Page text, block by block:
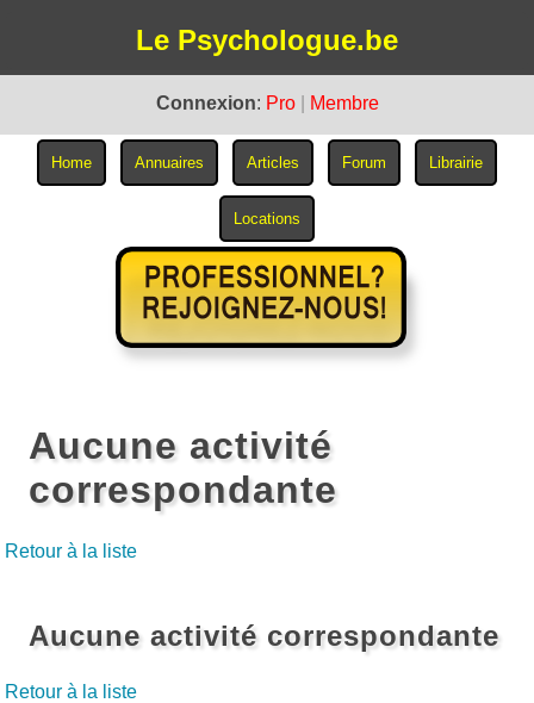
Le Psychologue.be
Connexion: Pro Membre
Aucune activité
correspondante
Retour à la liste
Aucune activité correspondante
Retour à la liste